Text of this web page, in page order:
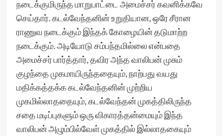
நடைக்குமிருந்த மாறுபாட்டை அமைச்சர் கவனிக்கவே
செய்தார். கடல்வேந்தனின் உறுதியான, ஒரே சீரான
ராணுவ நடைக்கும் இந்தக் கோழையின் தடுமாற்ற
நடைக்கும். அடியோடு சம்பந்தமில்லை என்பதை
அமைச்சர் பார்த்தார், தவிர அந்த வாலிபன் முசும்
குழந்தை முகமாயிருந்ததையும், நாற்பது வயது
மதிக்கத்தக்க கடல்வேந்தனின் முற்றிய
முகமில்லாததையும், கடல்வேந்தன் முகத்திலிருந்த
சதை மடிப்புகளும் ஒரு விகாரத்தன்மையும் இந்த
வாலிபன் அழும்பில்வேள் முகத்தில் இல்லாதகையும்